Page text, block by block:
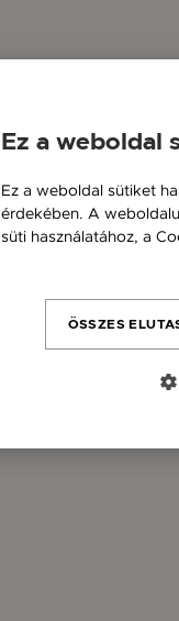
Ez a weboldal
Ez a weboldal sütiket
érdekében. A
süti használatához, a
ÖSSZES